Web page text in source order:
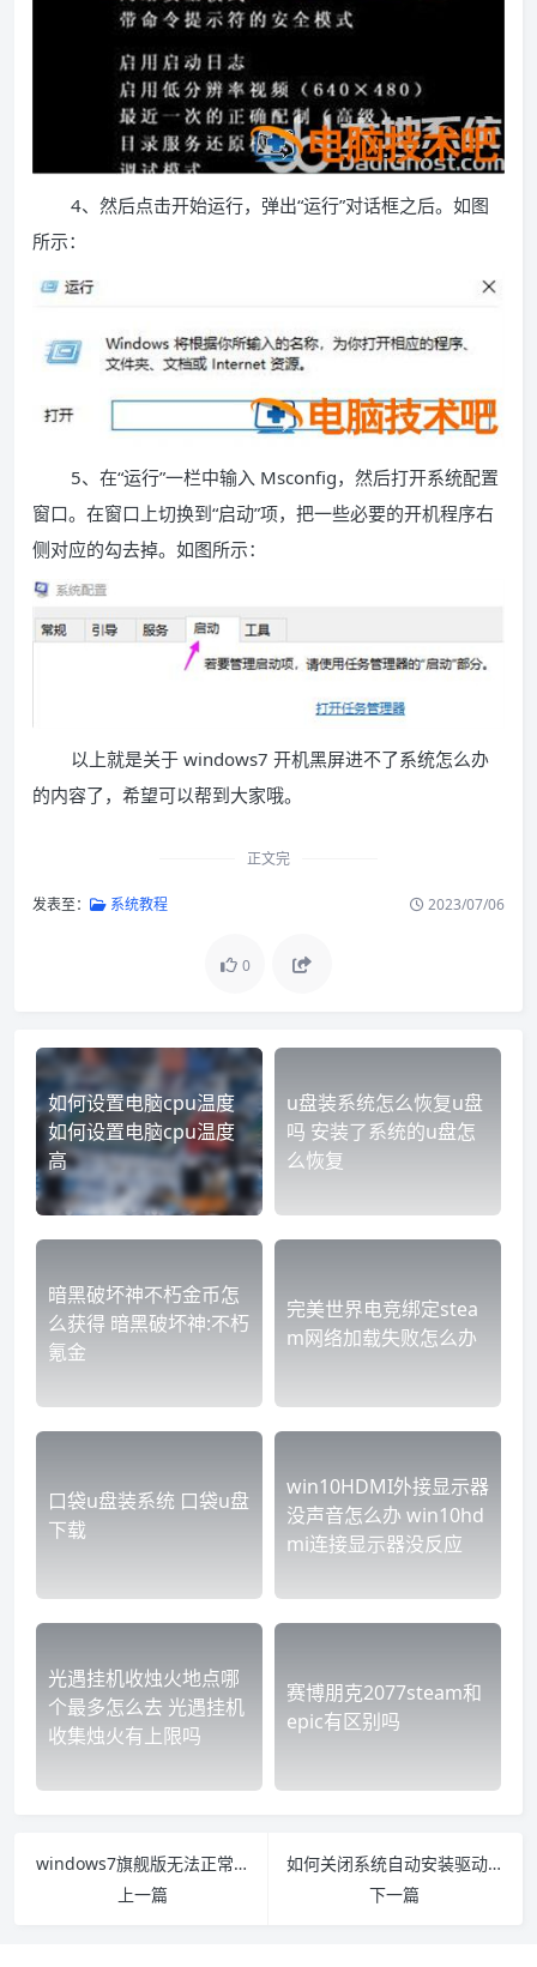
4、然后点击开始运行，弹出“运行”对话框之后。如图
所示：
5、在“运行”一栏中输入 Msconfig，然后打开系统配置
窗口。在窗口上切换到“启动”项，把一些必要的开机程序右
侧对应的勾去掉。如图所示：
以上就是关于 windows7 开机黑屏进不了系统怎么办
的内容了，希望可以帮到大家哦。
正文完
发表至： 系统教程 2023/07/06
0
如何设置电脑cpu温度
如何设置电脑cpu温度
高
u盘装系统怎么恢复u盘
吗 安装了系统的u盘怎
么恢复
暗黑破坏神不朽金币怎
么获得 暗黑破坏神:不朽
氪金
完美世界电竞绑定stea
m网络加载失败怎么办
口袋u盘装系统 口袋u盘
下载
win10HDMI外接显示器
没声音怎么办 win10hd
mi连接显示器没反应
光遇挂机收烛火地点哪
个最多怎么去 光遇挂机
收集烛火有上限吗
赛博朋克2077steam和
epic有区别吗
windows7旗舰版无法正常启动怎么办 windows7启动不了怎么回事
上一篇
如何关闭系统自动安装驱动 怎么关闭系统自动安装驱动
下一篇